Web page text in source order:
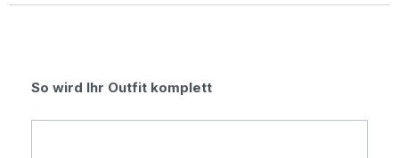
Produktgalerie überspringen
So wird Ihr Outfit komplett